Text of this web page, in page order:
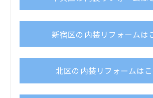
新宿区の内装リフォームは
北区の内装リフォームは